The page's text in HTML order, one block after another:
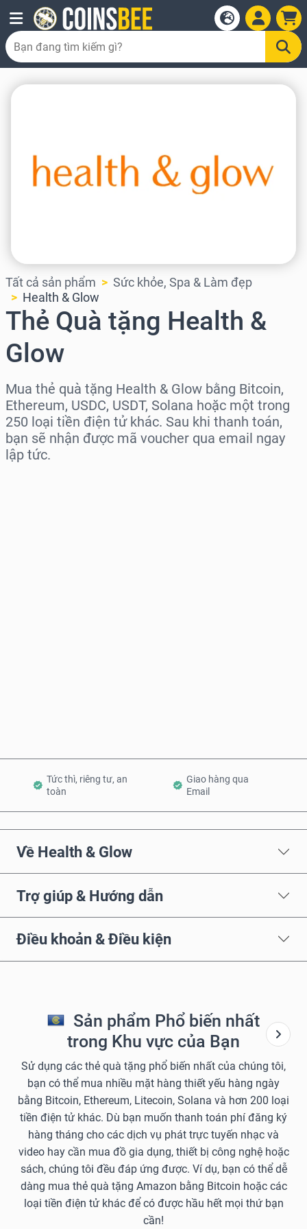
Tất cả sản phẩm
Sức khỏe, Spa & Làm đẹp
Health & Glow
Thẻ Quà tặng Health &
Glow
Mua thẻ quà tặng Health & Glow bằng Bitcoin,
Ethereum, USDC, USDT, Solana hoặc một trong
250 loại tiền điện tử khác. Sau khi thanh toán,
bạn sẽ nhận được mã voucher qua email ngay
lập tức.
Tức thì, riêng tư, an
toàn
Giao hàng qua
Email
Về Health & Glow
Trợ giúp & Hướng dẫn
Điều khoản & Điều kiện
Sản phẩm Phổ biến nhất
trong Khu vực của Bạn
Sử dụng các thẻ quà tặng phổ biến nhất của chúng tôi,
bạn có thể mua nhiều mặt hàng thiết yếu hàng ngày
bằng Bitcoin, Ethereum, Litecoin, Solana và hơn 200 loại
tiền điện tử khác. Dù bạn muốn thanh toán phí đăng ký
hàng tháng cho các dịch vụ phát trực tuyến nhạc và
video hay cần mua đồ gia dụng, thiết bị công nghệ hoặc
sách, chúng tôi đều đáp ứng được. Ví dụ, bạn có thể dễ
dàng mua thẻ quà tặng Amazon bằng Bitcoin hoặc các
loại tiền điện tử khác để có được hầu hết mọi thứ bạn
cần!